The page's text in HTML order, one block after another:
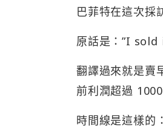
巴菲特在這次採
原話是：”I
翻譯過來就是賣
前利潤超過
時間線是這樣的